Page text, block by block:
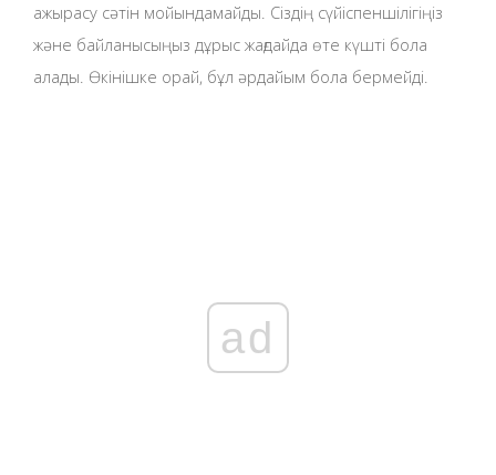
ажырасу сәтін мойындамайды. Сіздің сүйіспеншілігіңіз
және байланысыңыз дұрыс жағдайда өте күшті бола
алады. Өкінішке орай, бұл әрдайым бола бермейді.
ad